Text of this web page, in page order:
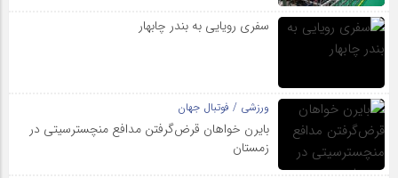
سفری رویایی به بندر چابهار
ورزشی / فوتبال جهان
بایرن خواهان قرض‌گرفتن مدافع منچسترسیتی در
زمستان